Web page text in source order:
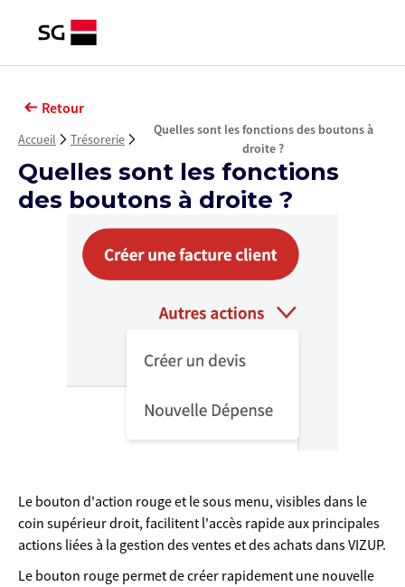
Retour
Accueil Trésorerie
Quelles sont les fonctions des boutons à
droite ?
Quelles sont les fonctions
des boutons à droite ?
Le bouton d'action rouge et le sous menu, visibles dans le
coin supérieur droit, facilitent l'accès rapide aux principales
actions liées à la gestion des ventes et des achats dans VIZUP.
Le bouton rouge permet de créer rapidement une nouvelle